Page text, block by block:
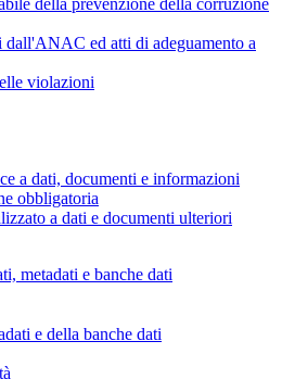
dall'ANAC ed atti di adeguamento a
violazioni
a dati, documenti e informazioni
obbligatoria
a dati e documenti ulteriori
metadati e banche dati
e della banche dati